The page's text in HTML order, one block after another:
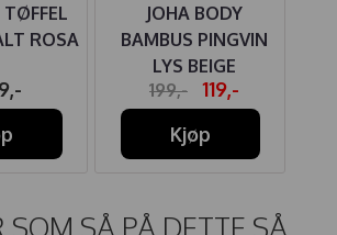
ROSA
JOHA BODY
BAMBUS PINGVIN
LYS BEIGE
199,-
119,-
Kjøp
SOM SÅ PÅ DETTE SÅ